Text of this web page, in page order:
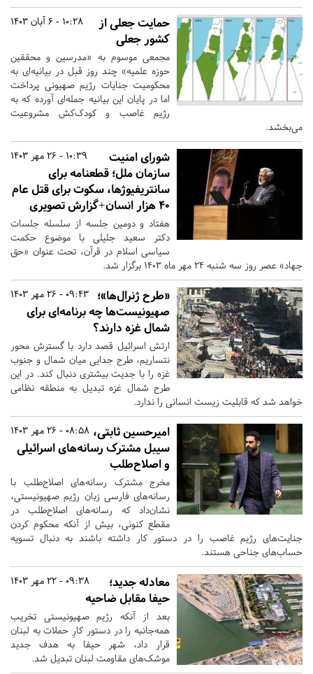
10:28 - 6 آبان 1403
حمایت جعلی از
کشور جعلی
مجمعی موسوم به «مدرسین و محققین
حوزه علمیه» چند روز قبل در بیانیه‌ای به
محکومیت جنایات رژیم صهیونی پرداخت
اما در پایان این بیانیه جمله‌ای آورده که به
رژیم غاصب و کودک‌کش مشروعیت
می‌بخشد.
10:39 - 26 مهر 1403
شورای امنیت
سازمان ملل؛ قطعنامه برای
سانتریفیوژها، سکوت برای قتل عام
۴۰ هزار انسان+گزارش تصویری
هفتاد و دومین جلسه از سلسله جلسات
دکتر سعید جلیلی با موضوع حکمت
سیاسی اسلام در قرآن، تحت عنوان «حق
جهاد» عصر روز سه شنبه 24 مهر ماه 1403 برگزار شد.
09:43 - 26 مهر 1403
«طرح ژنرال‌ها»؛
صهیونیست‌ها چه برنامه‌ای برای
شمال غزه دارند؟
ارتش اسرائیل قصد دارد با گسترش محور
نتساریم، طرح جدایی میان شمال و جنوب
غزه را با جدیت بیشتری دنبال کند. در این
طرح شمال غزه تبدیل به منطقه نظامی
خواهد شد که قابلیت زیست انسانی را ندارد.
08:58 - 26 مهر 1403 امیرحسین ثابتی،
سیبل مشترک رسانه‌های اسرائیلی
و اصلاح‌طلب
مخرج مشترک رسانه‌های اصلاح‌طلب با
رسانه‌های فارسی زبان رژیم صهیونیستی،
نشان‌داد که رسانه‌های اصلاح‌طلب در
مقطع کنونی، بیش از آنکه محکوم کردن
جنایت‌های رژیم غاصب را در دستور کار داشته باشند به دنبال تسویه
حساب‌های جناحی هستند.
09:38 - 22 مهر 1403
معادله جدید؛
حیفا مقابل ضاحیه
بعد از آنکه رژیم صهیونیستی تخریب
همه‌جانبه را در دستور کارِ حملات به لبنان
قرار داد، شهر حیفا به هدف جدید
موشک‌های مقاومت لبنان تبدیل شد.